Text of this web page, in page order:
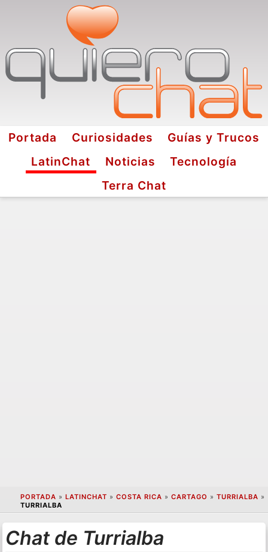
Portada Curiosidades
Guías y Trucos
LatinChat
Noticias
Tecnología
Terra Chat
PORTADA » LATINCHAT » COSTA RICA » CARTAGO » TURRIALBA »
TURRIALBA
Chat de Turrialba